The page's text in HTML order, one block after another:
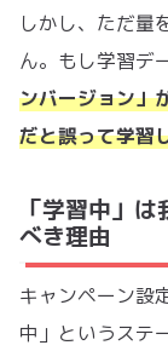
しかし、ただ量
ん。もし学習デ
ンバージョン」
だと誤って学習
「学習中」
べき理由
キャンペーン設
中」というステ